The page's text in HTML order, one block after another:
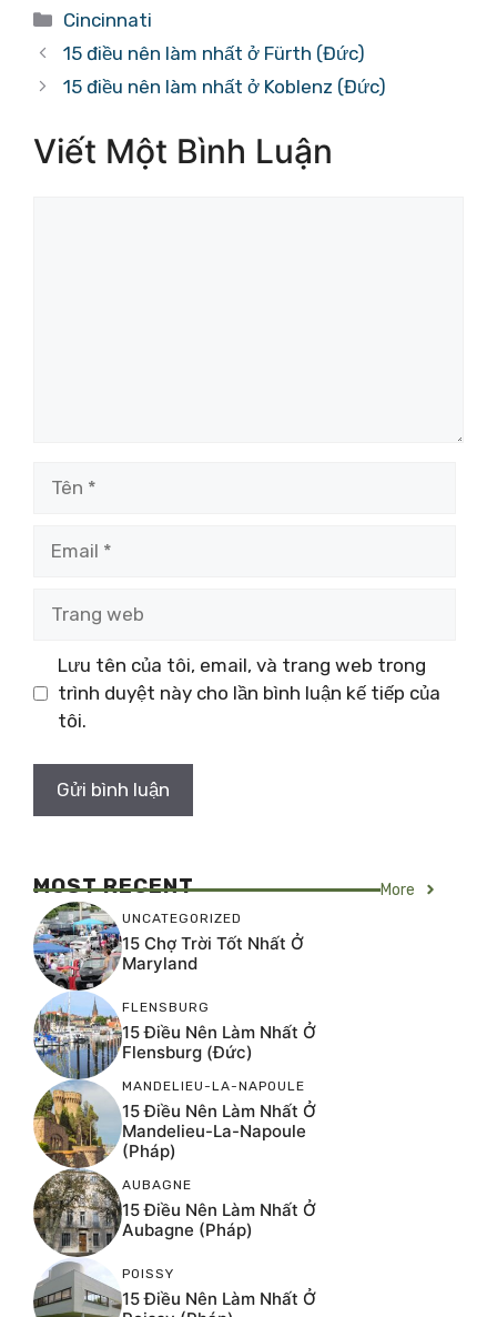
Danh
mục
Cincinnati
15 điều nên làm nhất ở Fürth (Đức)
15 điều nên làm nhất ở Koblenz (Đức)
Viết Một Bình Luận
Lưu tên của tôi, email, và trang web trong
trình duyệt này cho lần bình luận kế tiếp của
tôi.
MOST RECENT More
UNCATEGORIZED
15 Chợ Trời Tốt Nhất Ở
Maryland
FLENSBURG
15 Điều Nên Làm Nhất Ở
Flensburg (Đức)
MANDELIEU-LA-NAPOULE
15 Điều Nên Làm Nhất Ở
Mandelieu-La-Napoule
(Pháp)
AUBAGNE
15 Điều Nên Làm Nhất Ở
Aubagne (Pháp)
POISSY
15 Điều Nên Làm Nhất Ở